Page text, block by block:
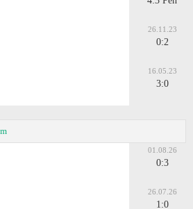
26.11.23
0:2
16.05.23
3:0
01.08.26
0:3
26.07.26
1:0